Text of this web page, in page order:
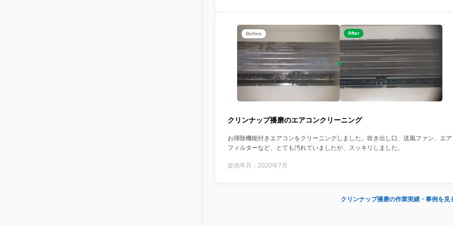
Before After
クリンナップ播磨のエアコンクリーニング
お掃除機能付きエアコンをクリーニングしました。吹き出し口、送風ファン、エア
フィルターなど、とても汚れていましたが、スッキリしました。
提供年月：2020年7月
クリンナップ播磨の作業実績・事例を見